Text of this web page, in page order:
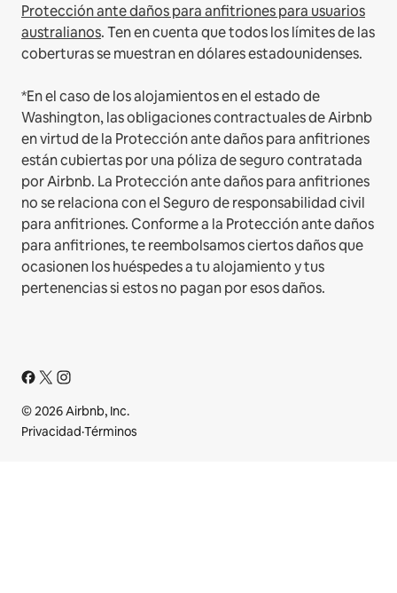
Protección ante daños para anfitriones para usuarios
australianos. Ten en cuenta que todos los límites de las
coberturas se muestran en dólares estadounidenses.
*En el caso de los alojamientos en el estado de
Washington, las obligaciones contractuales de Airbnb
en virtud de la Protección ante daños para anfitriones
están cubiertas por una póliza de seguro contratada
por Airbnb. La Protección ante daños para anfitriones
no se relaciona con el Seguro de responsabilidad civil
para anfitriones. Conforme a la Protección ante daños
para anfitriones, te reembolsamos ciertos daños que
ocasionen los huéspedes a tu alojamiento y tus
pertenencias si estos no pagan por esos daños.
© 2026 Airbnb, Inc.
Privacidad·Términos